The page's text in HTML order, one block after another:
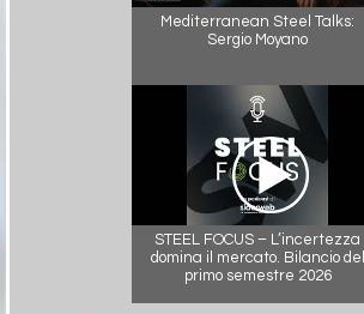
Mediterranean Steel Talks:
Sergio Moyano
STEEL FOCUS – L’incertezza
domina il mercato. Bilancio del
primo semestre 2026